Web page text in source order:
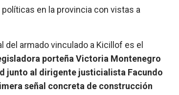
en la provincia con vistas a
del armado vinculado a Kicillof es el
porteña Victoria Montenegro
junto al dirigente justicialista Facundo
señal concreta de construcción